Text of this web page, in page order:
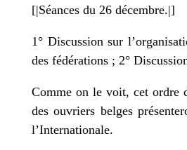
[|Séances du 26 décembre.|]
1° Discussion sur
des fédérations ; 2°
Comme on le voit, cet ordre
des ouvriers belges
l’Internationale.